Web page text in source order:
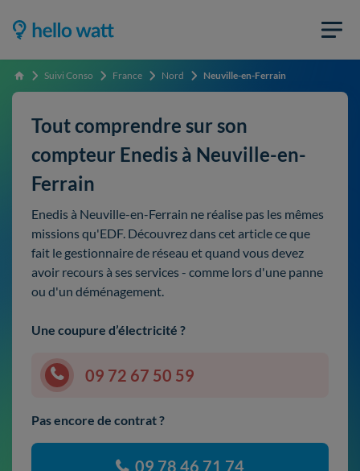
Accueil Suivi Conso France Nord Neuville-en-Ferrain
Tout comprendre sur son
compteur Enedis à Neuville-en-
Ferrain
Enedis à Neuville-en-Ferrain ne réalise pas les mêmes
missions qu'EDF. Découvrez dans cet article ce que
fait le gestionnaire de réseau et quand vous devez
avoir recours à ses services - comme lors d'une panne
ou d'un déménagement.
Une coupure d’électricité ?
09 72 67 50 59
Pas encore de contrat ?
09 78 46 71 74